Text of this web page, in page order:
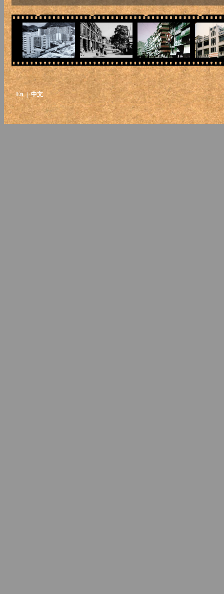
年代被封蓋並建成今日修長的休憩公園。經過大
規模的填海，昔日的海岸線已變成內陸，一百年
前獨特的海角地形已湮沒在人工土地之上了。
En| 中文